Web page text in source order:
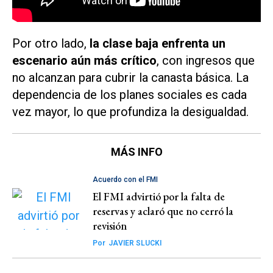
Por otro lado, la clase baja enfrenta un
escenario aún más crítico, con ingresos que
no alcanzan para cubrir la canasta básica. La
dependencia de los planes sociales es cada
vez mayor, lo que profundiza la desigualdad.
MÁS INFO
Acuerdo con el FMI
El FMI advirtió por la falta de
reservas y aclaró que no cerró la
revisión
Por JAVIER SLUCKI